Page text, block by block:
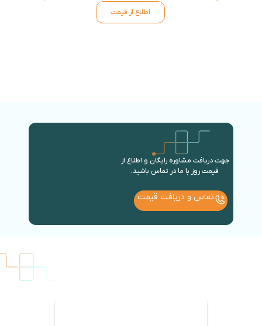
اطلاع از قیمت
جهت دریافت مشاوره رایگان و اطلاع از
قیمت روز با ما در تماس باشید.
تماس و دریافت قیمت